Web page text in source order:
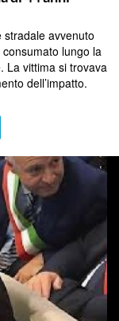
avvenuto
lungo la
La vittima si trovava
dell’impatto.